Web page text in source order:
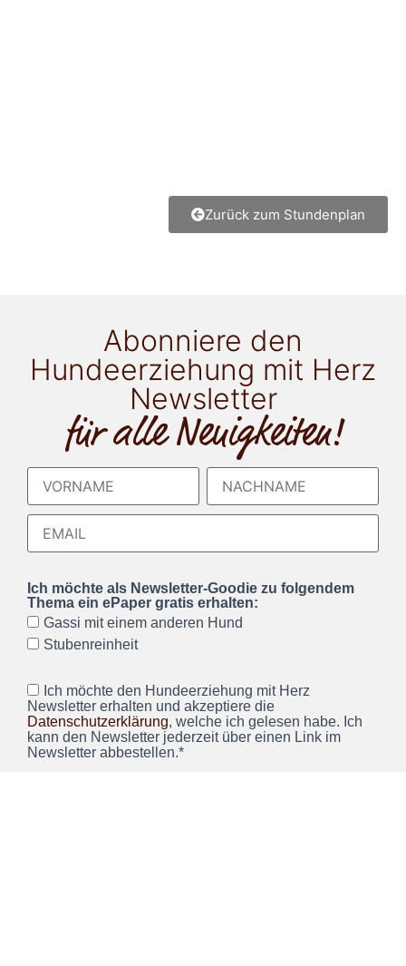
Zurück zum Stundenplan
Abonniere den
Hundeerziehung mit Herz
Newsletter
für alle Neuigkeiten!
Ich möchte als Newsletter-Goodie zu folgendem
Thema ein ePaper gratis erhalten:
Gassi mit einem anderen Hund
Stubenreinheit
Ich möchte den Hundeerziehung mit Herz
Newsletter erhalten und akzeptiere die
Datenschutzerklärung, welche ich gelesen habe. Ich
kann den Newsletter jederzeit über einen Link im
Newsletter abbestellen.*